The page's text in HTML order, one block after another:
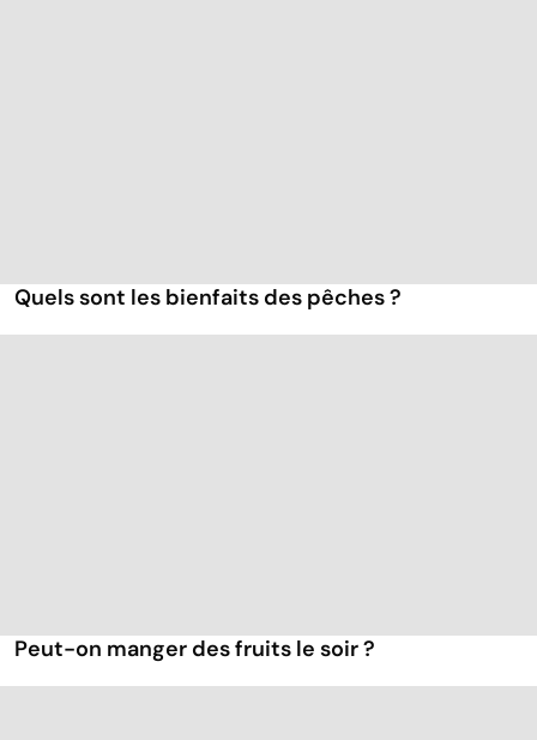
Quels sont les bienfaits des pêches ?
Peut-on manger des fruits le soir ?